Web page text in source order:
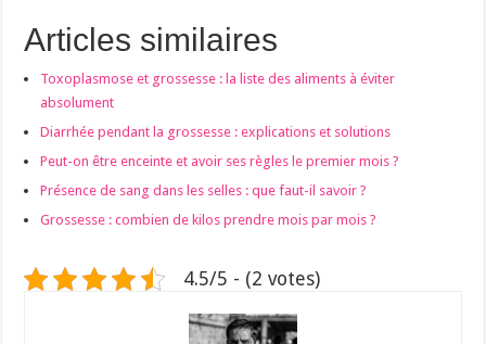
Articles similaires
Toxoplasmose et grossesse : la liste des aliments à éviter
absolument
Diarrhée pendant la grossesse : explications et solutions
Peut-on être enceinte et avoir ses règles le premier mois ?
Présence de sang dans les selles : que faut-il savoir ?
Grossesse : combien de kilos prendre mois par mois ?
4.5/5 - (2 votes)